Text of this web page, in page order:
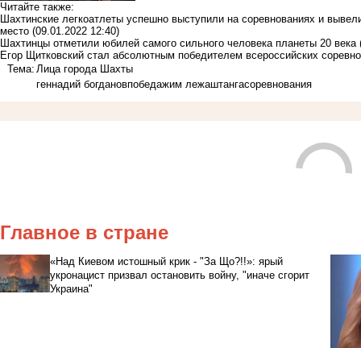
Читайте также:
Шахтинские легкоатлеты успешно выступили на соревнованиях и
место (09.01.2022 12:40)
Шахтинцы отметили юбилей самого сильного человека планеты 20 века
Егор Щитковский стал абсолютным победителем всероссийских
Тема: Лица города Шахты
геннадий богдановпобедажим лежаштангасоревнования
Главное в стране
«Над Киевом истошный крик - "За Що?!!»: ярый
укронацист призвал остановить войну, "иначе сгорит
Украина"